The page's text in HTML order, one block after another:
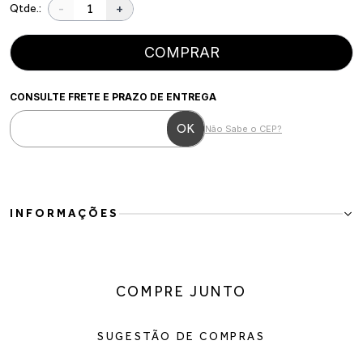
Qtde.: - +
COMPRAR
CONSULTE FRETE E PRAZO DE ENTREGA
Não Sabe o CEP?
INFORMAÇÕES
tratorada, trazendo mais estabilidade e estilo para o dia a dia. O
quem valoriza versatilidade com presença.
COMPRE JUNTO
SUGESTÃO DE COMPRAS